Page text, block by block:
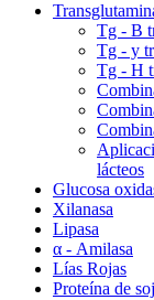
Tg - B
Tg - y
Tg - H
lácteos
Glucosa
Xilanasa
Lipasa
α - Amilasa
Lías Rojas
Proteína de